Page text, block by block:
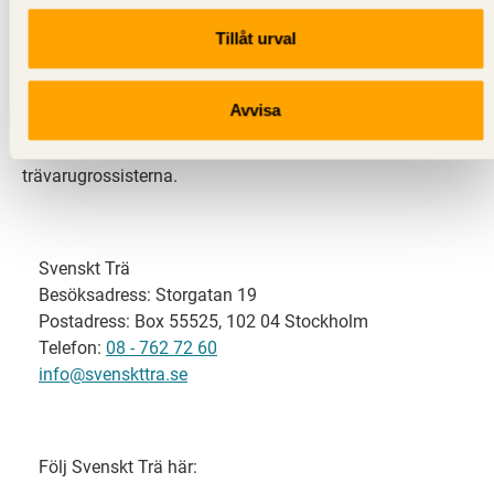
Tillåt urval
Avvisa
Svenskt Trä representerar svensk sågverksindustri
och är en del av branschorganisationen
svensk limträ-, KL-trä- och förpackningsindustri samt
trävarugrossisterna.
Svenskt Trä
Besöksadress: Storgatan 19
Postadress: Box 55525, 102 04 Stockholm
Telefon: 08 - 762 72 60
info@svenskttra.se
Följ Svenskt Trä här: